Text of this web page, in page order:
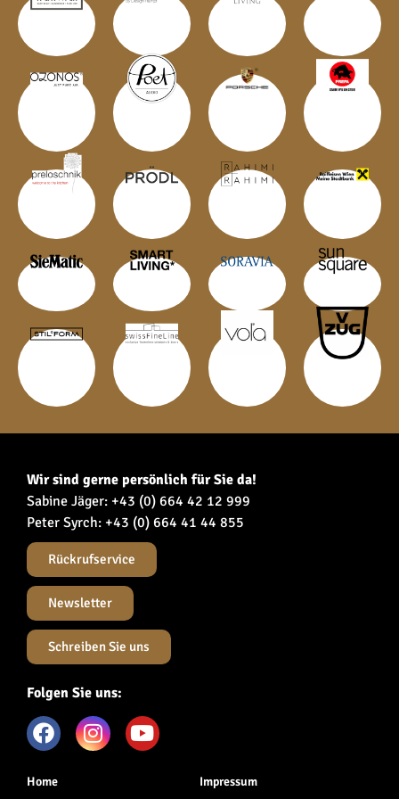
Wir sind gerne persönlich für Sie da!
Sabine Jäger: +43 (0) 664 42 12 999
Peter Syrch: +43 (0) 664 41 44 855
Rückrufservice
Newsletter
Schreiben Sie uns
Folgen Sie uns:
Home Impressum